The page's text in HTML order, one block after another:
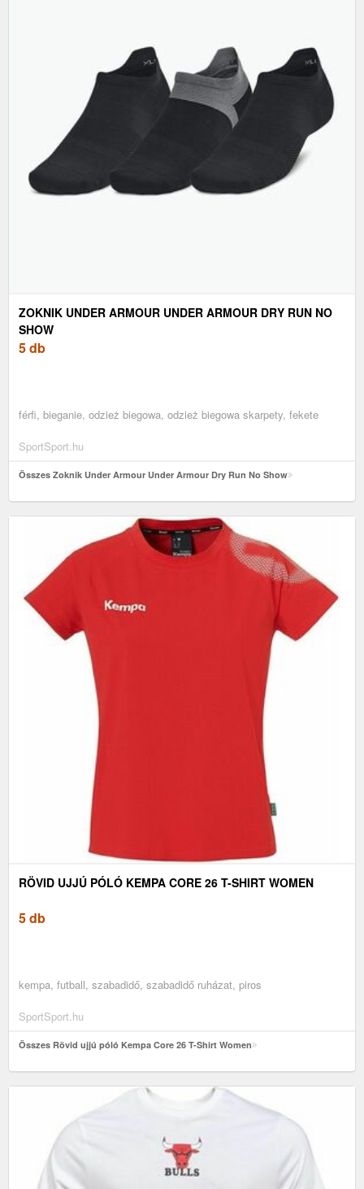
ZOKNIK UNDER ARMOUR UNDER ARMOUR DRY RUN NO
SHOW
5 db
férfi, bieganie, odzież biegowa, odzież biegowa skarpety, fekete
SportSport.hu
Összes Zoknik Under Armour Under Armour Dry Run No Show
RÖVID UJJÚ PÓLÓ KEMPA CORE 26 T-SHIRT WOMEN
5 db
kempa, futball, szabadidő, szabadidő ruházat, piros
SportSport.hu
Összes Rövid ujjú póló Kempa Core 26 T-Shirt Women